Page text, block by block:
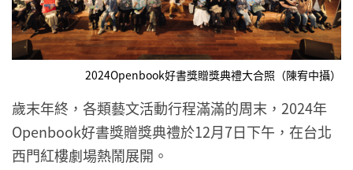
2024Openbook好書獎贈獎典禮大合照（陳宥中攝）
歲末年終，各類藝文活動行程滿滿的周末，2024年
Openbook好書獎贈獎典禮於12月7日下午，在台北
西門紅樓劇場熱鬧展開。